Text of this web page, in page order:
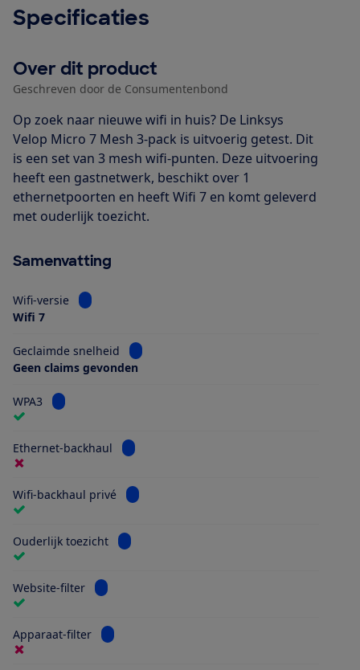
Specificaties
Over dit product
Geschreven door de Consumentenbond
Op zoek naar nieuwe wifi in huis? De Linksys
Velop Micro 7 Mesh 3-pack is uitvoerig getest. Dit
is een set van 3 mesh wifi-punten. Deze uitvoering
heeft een gastnetwerk, beschikt over 1
ethernetpoorten en heeft Wifi 7 en komt geleverd
met ouderlijk toezicht.
Samenvatting
Wifi-versie
Bekijk informatie voor Wifi-versie
Wifi 7
Geclaimde snelheid
Bekijk informatie voor Geclaimde snelheid
Geen claims gevonden
WPA3 Bekijk informatie voor WPA3
Ethernet-backhaul Bekijk informatie voor Ethernet-backhaul
Wifi-backhaul privé Bekijk informatie voor Wifi-backhaul privé
Ouderlijk toezicht Bekijk informatie voor Ouderlijk toezicht
Website-filter Bekijk informatie voor Website-filter
Apparaat-filter Bekijk informatie voor Apparaat-filter